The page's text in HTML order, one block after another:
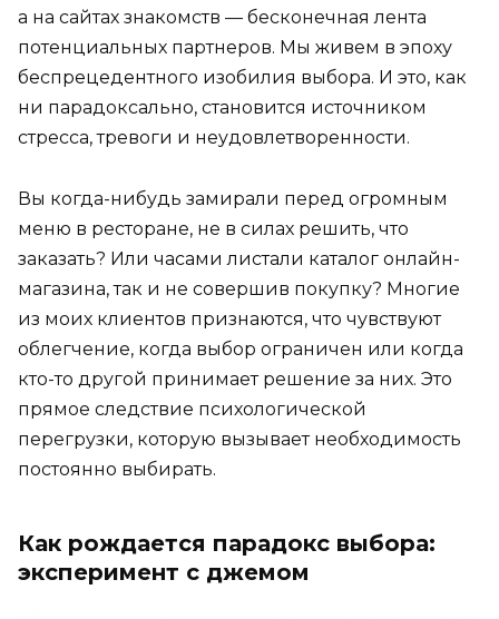
а на сайтах знакомств — бесконечная лента
потенциальных партнеров. Мы живем в эпоху
беспрецедентного изобилия выбора. И это, как
ни парадоксально, становится источником
стресса, тревоги и неудовлетворенности.
Вы когда-нибудь замирали перед огромным
меню в ресторане, не в силах решить, что
заказать? Или часами листали каталог онлайн-
магазина, так и не совершив покупку? Многие
из моих клиентов признаются, что чувствуют
облегчение, когда выбор ограничен или когда
кто-то другой принимает решение за них. Это
прямое следствие психологической
перегрузки, которую вызывает необходимость
постоянно выбирать.
Как рождается парадокс выбора:
эксперимент с джемом